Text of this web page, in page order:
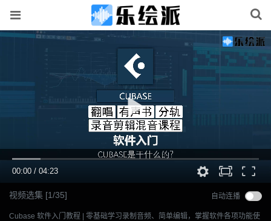
00:00 / 04:23
视频选集 [1/35] 自动连播
Cubase 软件入门教程 | 零基础学习录制音频、简单编辑，掌握软件各项功能使